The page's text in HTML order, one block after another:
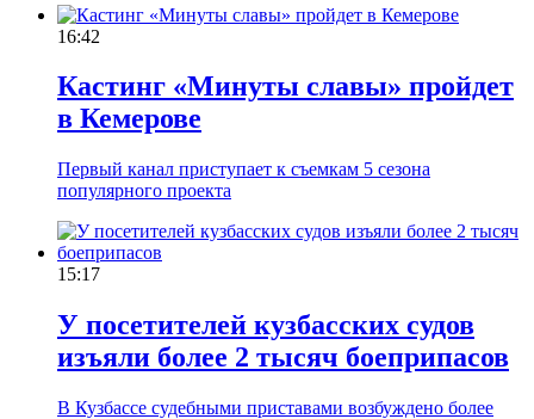
16:42
Кастинг «Минуты славы» пройдет
в Кемерове
Первый канал приступает к съемкам 5 сезона
популярного проекта
15:17
У посетителей кузбасских судов
изъяли более 2 тысяч боеприпасов
В Кузбассе судебными приставами возбуждено более